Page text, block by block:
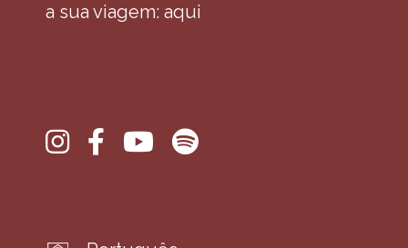
a sua viagem: aqui